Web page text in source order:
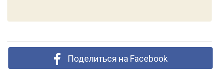
Поделиться на Facebook